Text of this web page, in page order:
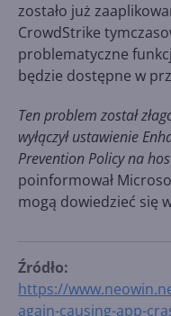
zostało już
CrowdStrike
problematyczne
będzie dostępne w
Ten problem został
wyłączył ustawienie
Prevention Policy na
poinformował
mogą dowiedzieć się
Źródło:
https://
again-causing-app-